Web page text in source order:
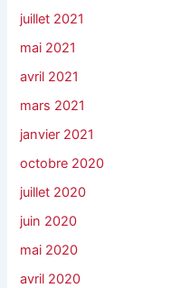
juillet 2021
mai 2021
avril 2021
mars 2021
janvier 2021
octobre 2020
juillet 2020
juin 2020
mai 2020
avril 2020